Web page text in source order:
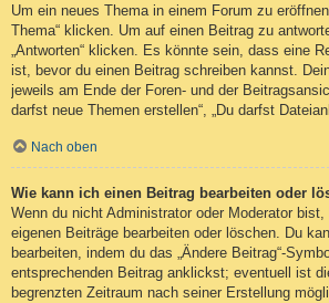
Um ein neues Thema in einem Forum zu
Thema“ klicken. Um auf einen Beitrag zu
„Antworten“ klicken. Es könnte sein, dass eine
ist, bevor du einen Beitrag schreiben kannst.
jeweils am Ende der Foren- und der
darfst neue Themen erstellen“, „Du darfst
Nach oben
Wie kann ich einen Beitrag bearbeiten oder
Wenn du nicht Administrator oder Moderator
eigenen Beiträge bearbeiten oder löschen. Du
bearbeiten, indem du das „Ändere Beitrag“-
entsprechenden Beitrag anklickst; eventuell ist
begrenzten Zeitraum nach seiner Erstellung